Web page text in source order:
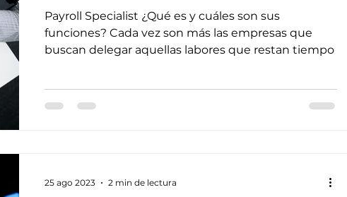
Payroll Specialist ¿Qué es y cuáles son sus
funciones? Cada vez son más las empresas que
buscan delegar aquellas labores que restan tiempo
25 ago 2023 2 min de lectura